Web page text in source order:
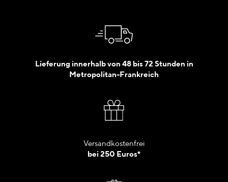
Lieferung innerhalb von 48 bis 72 Stunden in
Metropolitan-Frankreich
Versandkostenfrei
bei 250 Euros*